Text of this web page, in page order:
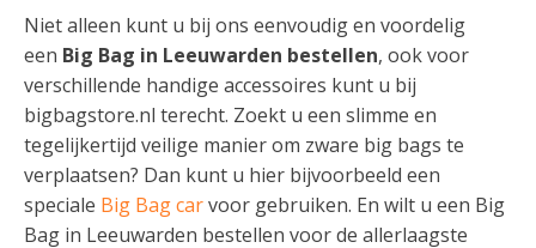
Niet alleen kunt u bij ons eenvoudig en voordelig
een Big Bag in Leeuwarden bestellen, ook voor
verschillende handige accessoires kunt u bij
bigbagstore.nl terecht. Zoekt u een slimme en
tegelijkertijd veilige manier om zware big bags te
verplaatsen? Dan kunt u hier bijvoorbeeld een
speciale Big Bag carvoor gebruiken. En wilt u een Big
Bag in Leeuwarden bestellen voor de allerlaagste